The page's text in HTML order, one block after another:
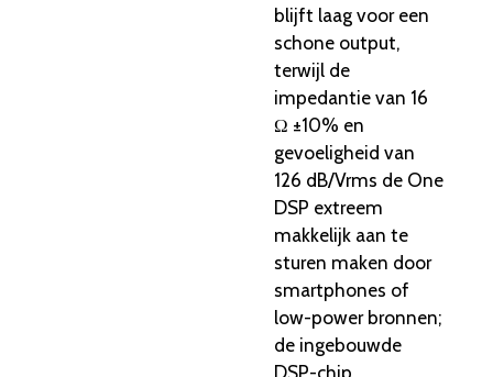
blijft laag voor een
schone output,
terwijl de
impedantie van 16
Ω ±10% en
gevoeligheid van
126 dB/Vrms de One
DSP extreem
makkelijk aan te
sturen maken door
smartphones of
low-power bronnen;
de ingebouwde
DSP-chip